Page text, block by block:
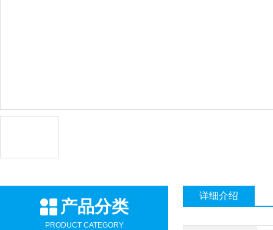
产品分类
PRODUCT CATEGORY
详细介绍